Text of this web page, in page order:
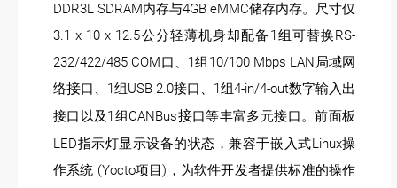
DDR3L SDRAM内存与4GB eMMC储存内存。尺寸仅
3.1 x 10 x 12.5公分轻薄机身却配备1组可替换RS-
232/422/485 COM口、1组10/100 Mbps LAN局域网
络接口、1组USB 2.0接口、1组4-in/4-out数字输入出
接口以及1组CANBus接口等丰富多元接口。前面板
LED指示灯显示设备的状态，兼容于嵌入式Linux操
作系统 (Yocto项目)，为软件开发者提供标准的操作